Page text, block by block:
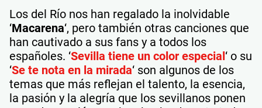
Los del Río nos han regalado la inolvidable
‘Macarena‘, pero también otras canciones que
han cautivado a sus fans y a todos los
españoles. ‘Sevilla tiene un color especial‘ o su
‘Se te nota en la mirada‘ son algunos de los
temas que más reflejan el talento, la esencia,
la pasión y la alegría que los sevillanos ponen